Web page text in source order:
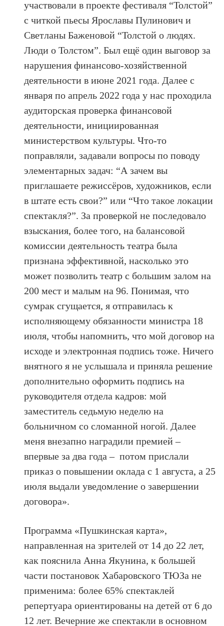
участвовали в проекте фестиваля “Толстой”
с читкой пьесы Ярославы Пулинович и
Светланы Баженовой “Толстой о людях.
Люди о Толстом”. Был ещё один выговор за
нарушения финансово-хозяйственной
деятельности в июне 2021 года. Далее с
января по апрель 2022 года у нас проходила
аудиторская проверка финансовой
деятельности, инициированная
министерством культуры. Что-то
поправляли, задавали вопросы по поводу
элементарных задач: “А зачем вы
приглашаете режиссёров, художников, если
в штате есть свои?” или “Что такое локации
спектакля?”. За проверкой не последовало
взыскания, более того, на балансовой
комиссии деятельность театра была
признана эффективной, насколько это
может позволить театр с большим залом на
200 мест и малым на 96. Понимая, что
сумрак сгущается, я отправилась к
исполняющему обязанности министра 18
июля, чтобы напомнить, что мой договор на
исходе и электронная подпись тоже. Ничего
внятного я не услышала и приняла решение
дополнительно оформить подпись на
руководителя отдела кадров: мой
заместитель седьмую неделю на
больничном со сломанной ногой. Далее
меня внезапно наградили премией –
впервые за два года – потом прислали
приказ о повышении оклада с 1 августа, а 25
июля выдали уведомление о завершении
договора».
Программа «Пушкинская карта»,
направленная на зрителей от 14 до 22 лет,
как пояснила Анна Якунина, к большей
части постановок Хабаровского ТЮЗа не
применима: более 65% спектаклей
репертуара ориентированы на детей от 6 до
12 лет. Вечерние же спектакли в основном